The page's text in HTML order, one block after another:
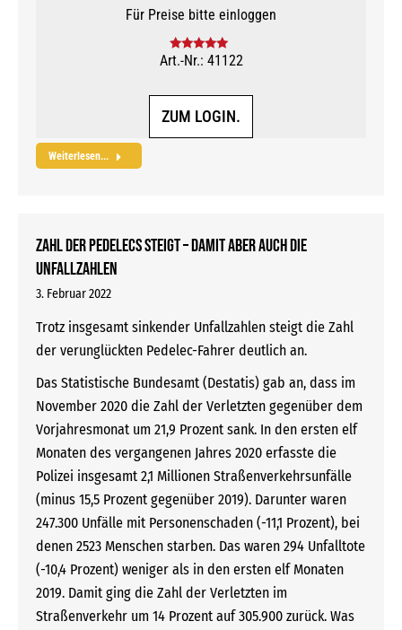
Für Preise bitte einloggen
Bewertet mit
Art.-Nr.: 41122
ZUM LOGIN.
Weiterlesen...
Zahl der Pedelecs steigt – damit aber auch die
Unfallzahlen
3. Februar 2022
Trotz insgesamt sinkender Unfallzahlen steigt die Zahl
der verunglückten Pedelec-Fahrer deutlich an.
Das Statistische Bundesamt (Destatis) gab an, dass im
November 2020 die Zahl der Verletzten gegenüber dem
Vorjahresmonat um 21,9 Prozent sank. In den ersten elf
Monaten des vergangenen Jahres 2020 erfasste die
Polizei insgesamt 2,1 Millionen Straßenverkehrsunfälle
(minus 15,5 Prozent gegenüber 2019). Darunter waren
247.300 Unfälle mit Personenschaden (-11,1 Prozent), bei
denen 2523 Menschen starben. Das waren 294 Unfalltote
(-10,4 Prozent) weniger als in den ersten elf Monaten
2019. Damit ging die Zahl der Verletzten im
Straßenverkehr um 14 Prozent auf 305.900 zurück. Was